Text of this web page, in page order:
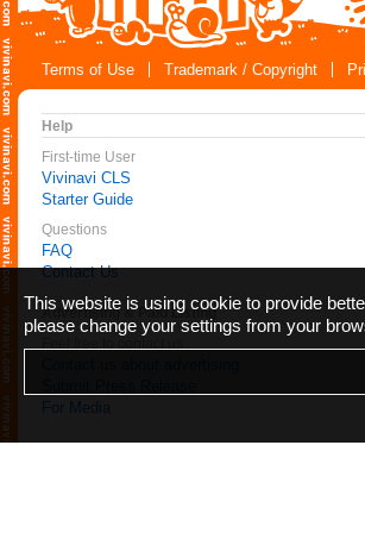
Terms of Use
Trademark / Copyright
Help
First-time User
Vivinavi CLS
Starter Guide
Questions
FAQ
Contact Us
Advertising & Paid Listing
For Media
This website is using cookie to provide
please change your settings from your